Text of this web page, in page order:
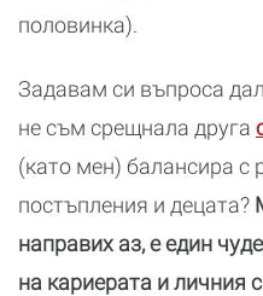
половинка).
Задавам си въпроса
не съм срещнала друга
(като мен) балансира с
постъпления и децата?
направих аз, е един
на кариерата и личния